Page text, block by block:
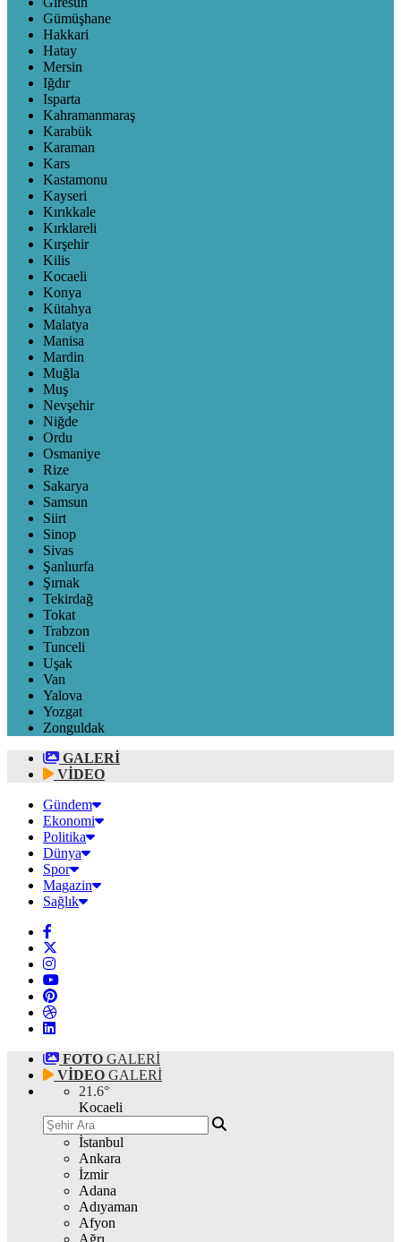
Gümüşhane
Hakkari
Hatay
Mersin
Iğdır
Isparta
Kahramanmaraş
Karabük
Karaman
Kars
Kastamonu
Kayseri
Kırıkkale
Kırklareli
Kırşehir
Kilis
Kocaeli
Konya
Kütahya
Malatya
Manisa
Mardin
Muğla
Muş
Nevşehir
Niğde
Ordu
Osmaniye
Rize
Sakarya
Samsun
Siirt
Sinop
Sivas
Şanlıurfa
Şırnak
Tekirdağ
Tokat
Trabzon
Tunceli
Uşak
Van
Yalova
Yozgat
Zonguldak
GALERİ
VİDEO
Gündem
Ekonomi
Politika
Dünya
Spor
Magazin
Sağlık
FOTO GALERİ
VİDEO GALERİ
21.6°
Kocaeli
İstanbul
Ankara
İzmir
Adana
Adıyaman
Afyon
Ağrı